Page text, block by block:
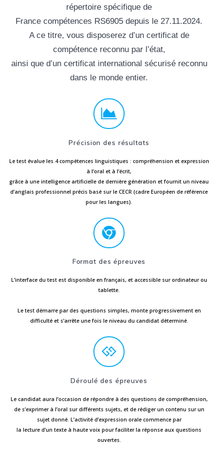
répertoire spécifique de
France compétences RS6905 depuis le 27.11.2024.
A ce titre, vous disposerez d’un certificat de
compétence reconnu par l’état,
ainsi que d’un certificat international sécurisé reconnu
dans le monde entier.
Précision des résultats
Le test évalue les 4 compétences linguistiques : compréhension et expression
à l’oral et à l’écrit,
grâce à une intelligence artificielle de dernière génération et fournit un niveau
d’anglais professionnel précis basé sur le CECR (cadre Européen de référence
pour les langues).
Format des épreuves
L’interface du test est disponible en français, et accessible sur ordinateur ou
tablette.
Le test démarre par des questions simples, monte progressivement en
difficulté et s’arrête une fois le niveau du candidat déterminé.
Déroulé des épreuves
Le candidat aura l’occasion de répondre à des questions de compréhension,
de s’exprimer à l’oral sur différents sujets, et de rédiger un contenu sur un
sujet donné. L’activité d’expression orale commence par
la lecture d’un texte à haute voix pour faciliter la réponse aux questions
ouvertes.